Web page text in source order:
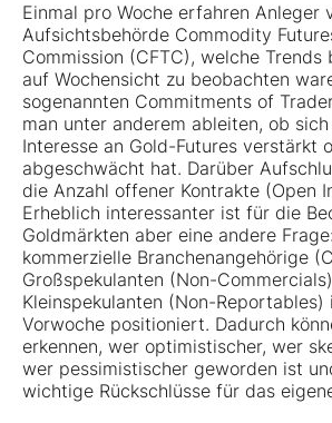
Kontakt
Einmal pro Woche erfahren Anleger
Aufsichtsbehörde Commodity
Commission (CFTC), welche Trends
auf Wochensicht zu beobachten
sogenannten Commitments of
man unter anderem ableiten, ob
Interesse an Gold-Futures verstärkt
abgeschwächt hat. Darüber
die Anzahl offener Kontrakte (Open
Erheblich interessanter ist für die
Goldmärkten aber eine andere
kommerzielle Branchenangehörige
Großspekulanten (Non-
Kleinspekulanten (Non-Reportables)
Vorwoche positioniert. Dadurch
erkennen, wer optimistischer, wer
wer pessimistischer geworden ist
wichtige Rückschlüsse für das